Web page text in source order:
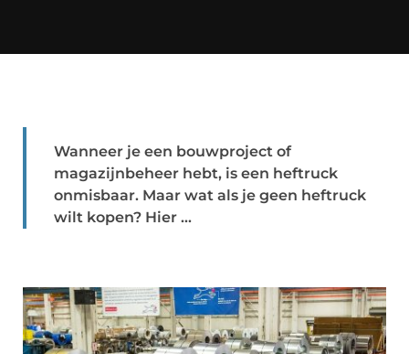
Wanneer je een bouwproject of
magazijnbeheer hebt, is een heftruck
onmisbaar. Maar wat als je geen heftruck
wilt kopen? Hier ...